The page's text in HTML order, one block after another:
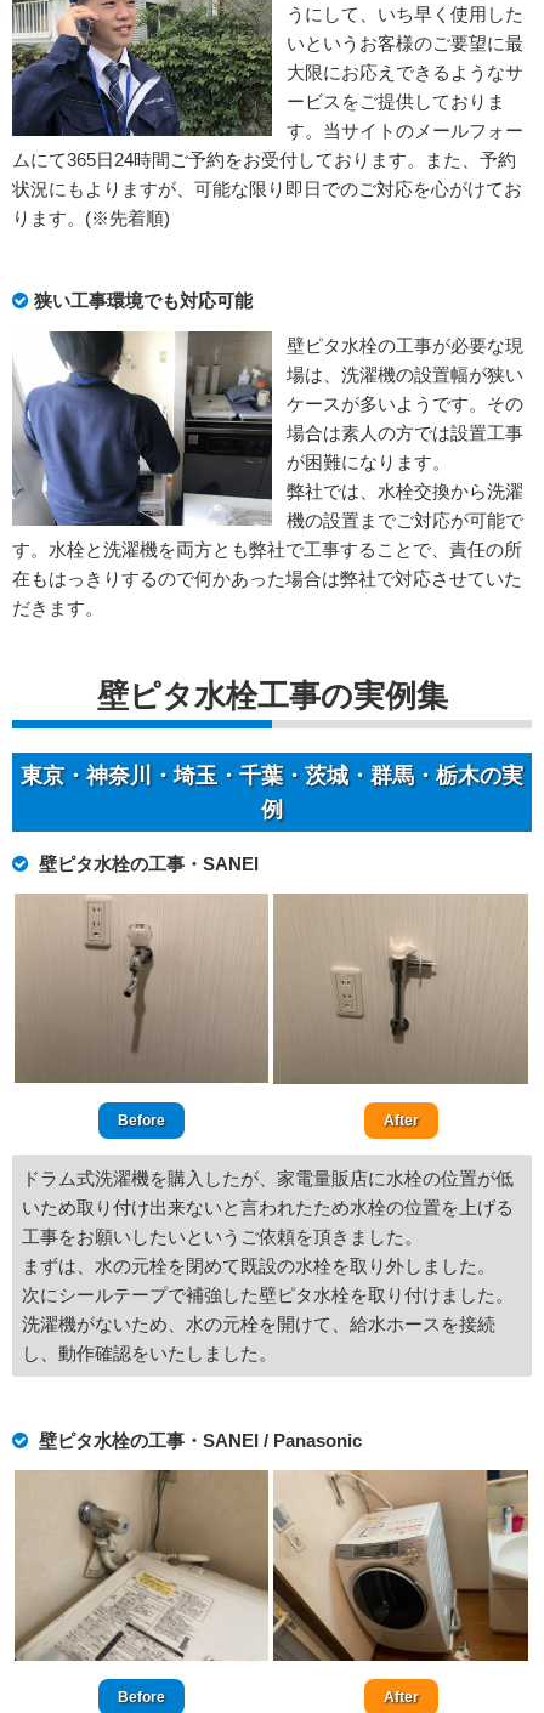
うにして、いち早く使用した
いというお客様のご要望に最
大限にお応えできるようなサ
ービスをご提供しておりま
す。当サイトのメールフォー
ムにて365日24時間ご予約をお受付しております。また、予約
状況にもよりますが、可能な限り即日でのご対応を心がけてお
ります。(※先着順)
狭い工事環境でも対応可能
壁ピタ水栓の工事が必要な現
場は、洗濯機の設置幅が狭い
ケースが多いようです。その
場合は素人の方では設置工事
が困難になります。
弊社では、水栓交換から洗濯
機の設置までご対応が可能で
す。水栓と洗濯機を両方とも弊社で工事することで、責任の所
在もはっきりするので何かあった場合は弊社で対応させていた
だきます。
壁ピタ水栓工事の実例集
東京・神奈川・埼玉・千葉・茨城・群馬・栃木の実
例
壁ピタ水栓の工事・SANEI
Before After
ドラム式洗濯機を購入したが、家電量販店に水栓の位置が低
いため取り付け出来ないと言われたため水栓の位置を上げる
工事をお願いしたいというご依頼を頂きました。
まずは、水の元栓を閉めて既設の水栓を取り外しました。
次にシールテープで補強した壁ピタ水栓を取り付けました。
洗濯機がないため、水の元栓を開けて、給水ホースを接続
し、動作確認をいたしました。
壁ピタ水栓の工事・SANEI / Panasonic
Before After